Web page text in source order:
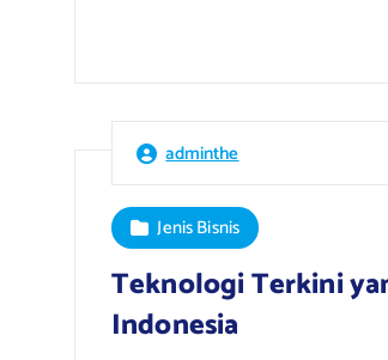
adminthe
Jenis Bisnis
Teknologi Terkini
Indonesia